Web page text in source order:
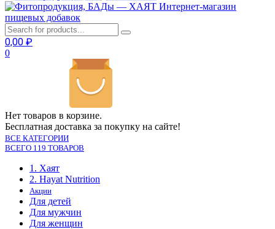
Интернет-магазин
пищевых добавок
0,00 ₽
0
Нет товаров в корзине.
Бесплатная доставка за покупку на сайте!
ВСЕ КАТЕГОРИИ
ВСЕГО 119 ТОВАРОВ
1. Хаят
2. Hayat Nutrition
Акции
Для детей
Для мужчин
Для женщин